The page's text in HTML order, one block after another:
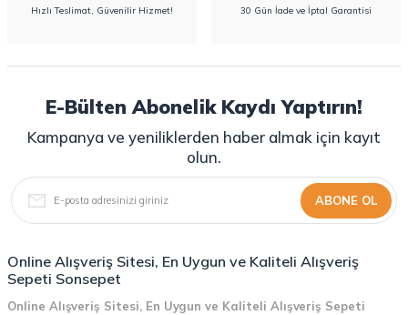
Hızlı Teslimat, Güvenilir Hizmet! 30 Gün İade ve İptal Garantisi
E-Bülten Abonelik Kaydı Yaptırın!
Kampanya ve yeniliklerden haber almak için kayıt
olun.
ABONE OL
Online Alışveriş Sitesi, En Uygun ve Kaliteli Alışveriş
Sepeti Sonsepet
Online Alışveriş Sitesi, En Uygun ve Kaliteli Alışveriş Sepeti